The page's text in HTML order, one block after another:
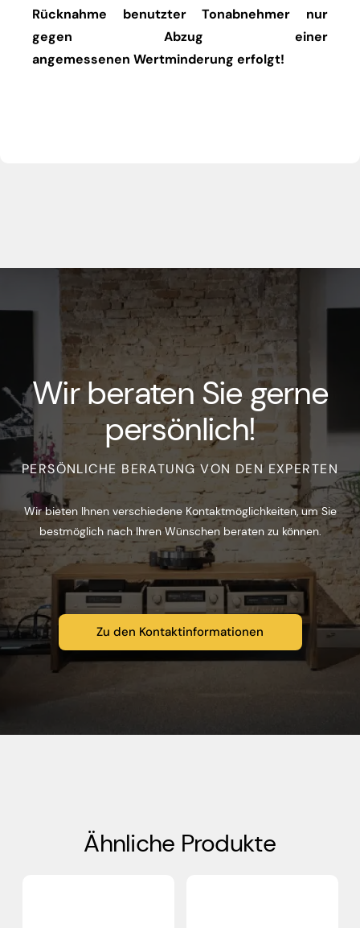
Rücknahme benutzter Tonabnehmer nur
gegen Abzug einer
angemessenen Wertminderung erfolgt!
Wir beraten Sie gerne
persönlich!
PERSÖNLICHE BERATUNG VON DEN EXPERTEN
Wir bieten Ihnen verschiedene Kontaktmöglichkeiten, um Sie
bestmöglich nach Ihren Wünschen beraten zu können.
Zu den Kontaktinformationen
Ähnliche Produkte